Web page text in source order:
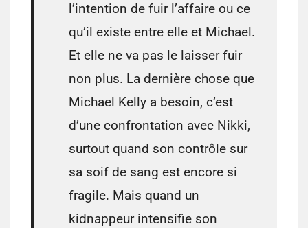
l’intention de fuir l’affaire ou ce
qu’il existe entre elle et Michael.
Et elle ne va pas le laisser fuir
non plus. La dernière chose que
Michael Kelly a besoin, c’est
d’une confrontation avec Nikki,
surtout quand son contrôle sur
sa soif de sang est encore si
fragile. Mais quand un
kidnappeur intensifie son